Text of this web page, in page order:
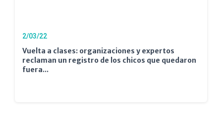
2/03/22
Vuelta a clases: organizaciones y expertos
reclaman un registro de los chicos que quedaron
fuera...